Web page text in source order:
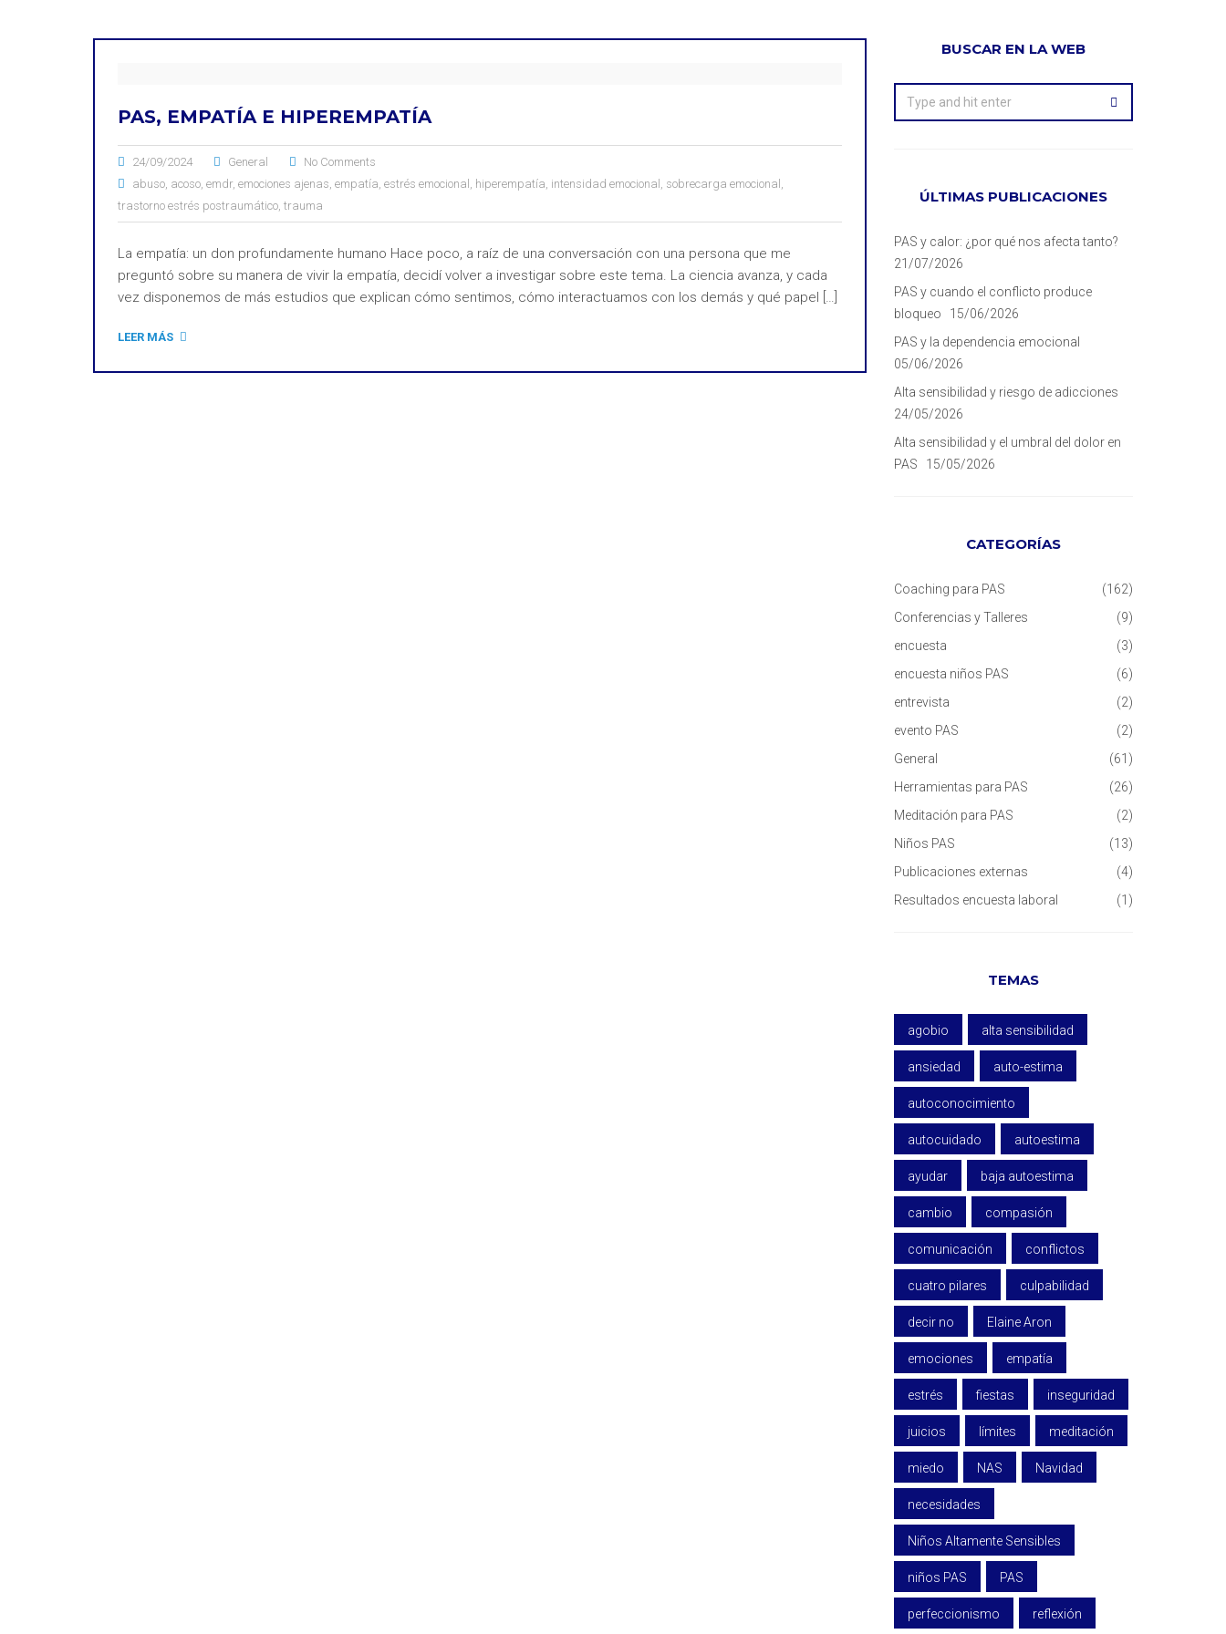
PAS, EMPATÍA E HIPEREMPATÍA
24/09/2024 General
No Comments
abuso, acoso, emdr, emociones ajenas, empatía, estrés emocional , hiperempatía, intensidad emocional , sobrecarga emocional ,
trastorno estrés postraumático, trauma
La empatía: un don profundamente humano Hace poco, a raíz de una conversación con una persona que me
preguntó sobre su manera de vivir la empatía, decidí volver a investigar sobre este tema. La ciencia avanza, y cada
vez disponemos de más estudios que explican cómo sentimos, cómo interactuamos con los demás y qué papel […]
LEER MÁS
BUSCAR EN LA WEB
ÚLTIMAS PUBLICACIONES
PAS y calor: ¿por qué nos afecta tanto?
21/07/2026
PAS y cuando el conflicto produce
bloqueo
15/06/2026
PAS y la dependencia emocional
05/06/2026
Alta sensibilidad y riesgo de adicciones
24/05/2026
Alta sensibilidad y el umbral del dolor en
PAS
15/05/2026
CATEGORÍAS
Coaching para PAS
(162)
Conferencias y Talleres
(9)
encuesta
(3)
encuesta niños PAS
(6)
entrevista
(2)
evento PAS
(2)
General
(61)
Herramientas para PAS
(26)
Meditación para PAS
(2)
Niños PAS
(13)
Publicaciones externas
(4)
Resultados encuesta laboral
(1)
TEMAS
agobio alta sensibilidad
ansiedad auto-estima
autoconocimiento
autocuidado autoestima
ayudar baja autoestima
cambio compasión
comunicación conflictos
cuatro pilares culpabilidad
decir no Elaine Aron
emociones empatía
estrés fiestas inseguridad
juicios límites meditación
miedo NAS Navidad
necesidades
Niños Altamente Sensibles
niños PAS PAS
perfeccionismo reflexión